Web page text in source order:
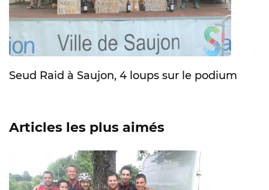
Seud Raid à Saujon, 4 loups sur le podium
Articles les plus aimés